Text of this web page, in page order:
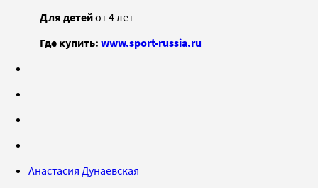
Для детейот 4 лет
Где купить: www.sport-russia.ru
Анастасия Дунаевская